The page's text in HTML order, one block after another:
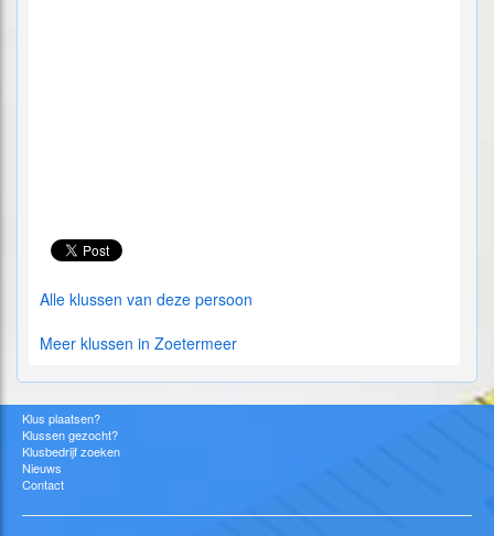
Alle klussen van deze persoon
Meer klussen in Zoetermeer
Klus plaatsen?
Klussen gezocht?
Klusbedrijf zoeken
Nieuws
Contact